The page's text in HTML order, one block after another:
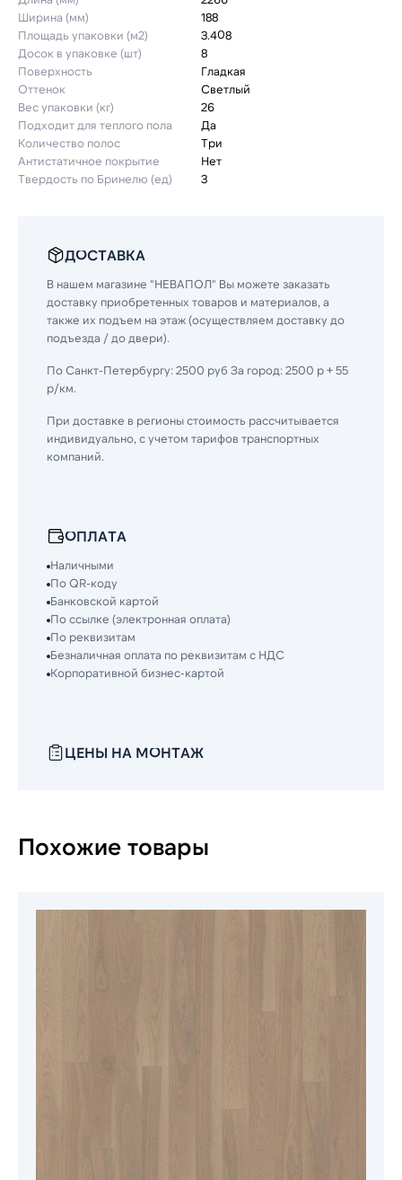
Ширина (мм)
188
Площадь упаковки (м2)
3.408
Досок в упаковке (шт)
8
Поверхность
Гладкая
Оттенок
Светлый
Вес упаковки (кг)
26
Подходит для теплого пола
Да
Количество полос
Три
Антистатичное покрытие
Нет
Твердость по Бринелю (ед)
3
ДОСТАВКА
В нашем магазине "НЕВАПОЛ" Вы можете заказать
доставку приобретенных товаров и материалов, а
также их подъем на этаж (осуществляем доставку до
подъезда / до двери).
По Санкт-Петербургу: 2500 руб За город: 2500 р + 55
р/км.
При доставке в регионы стоимость рассчитывается
индивидуально, с учетом тарифов транспортных
компаний.
ОПЛАТА
Наличными
По QR-коду
Банковской картой
По ссылке (электронная оплата)
По реквизитам
Безналичная оплата по реквизитам с НДС
Корпоративной бизнес-картой
ЦЕНЫ НА МОНТАЖ
Похожие товары